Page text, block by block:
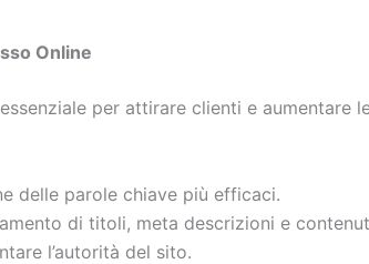
Online
per attirare clienti e aumentare
delle parole chiave più efficaci.
di titoli, meta descrizioni e
l’autorità del sito.